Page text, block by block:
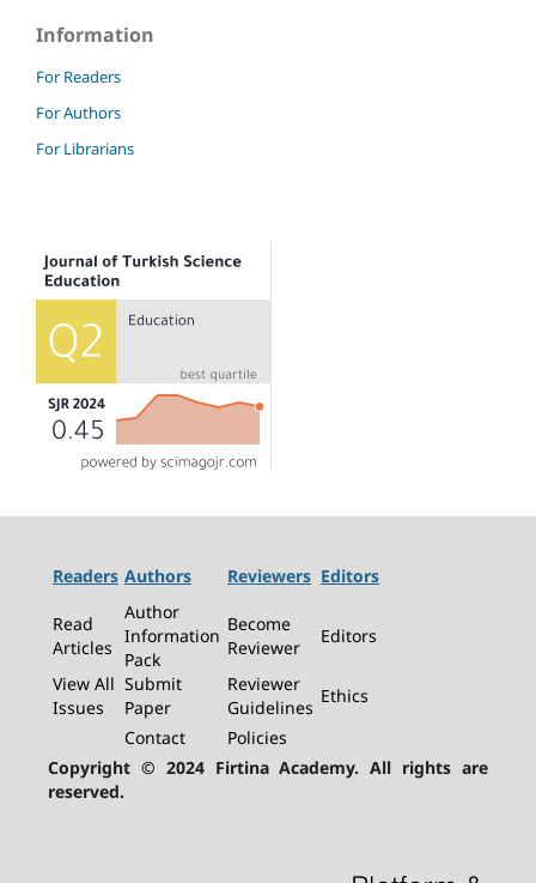
Information
For Readers
For Authors
For Librarians
Readers Authors Reviewers Editors
Read
Articles
Author
Information
Pack
Become
Reviewer
Editors
View All
Issues
Submit
Paper
Reviewer
Guidelines
Ethics
Contact
Policies
Copyright © 2024 Firtina Academy. All rights are
reserved.